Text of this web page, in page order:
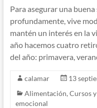
Para asegurar una
profundamente, vive
mantén un interés en la
año hacemos cuatro
del año: primavera,
calamar
13
Alimentación, Cursos
emocional